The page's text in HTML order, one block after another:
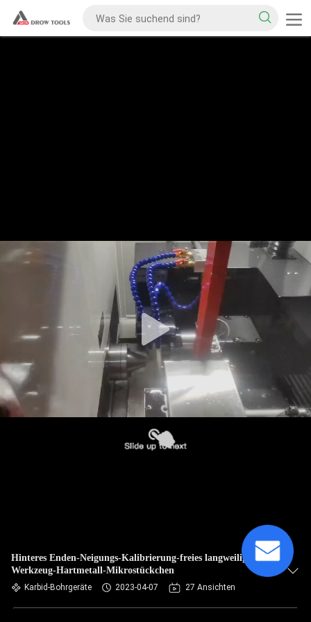
Hinteres Enden-Neigungs-Kalibrierung-freies langweilige
Werkzeug-Hartmetall-Mikrostückchen
Karbid-Bohrgeräte 2023-04-07 27 Ansichten